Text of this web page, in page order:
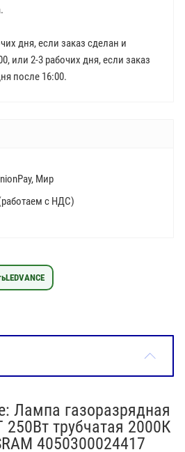
дня, если заказ сделан и
или 2-3 рабочих дня, если заказ
после 16:00.
Мир
с НДС)
LEDVANCE
Лампа газоразрядная
250Вт трубчатая 2000К
4050300024417